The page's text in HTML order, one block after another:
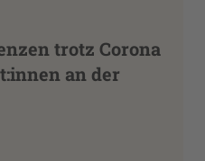
trotz Corona
an der